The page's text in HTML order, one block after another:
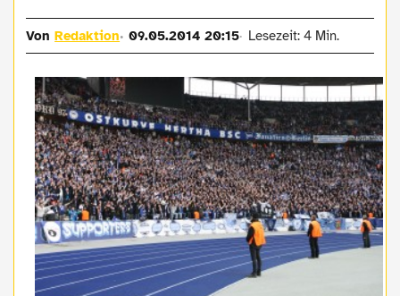
VonRedaktion 09.05.2014 20:15 Lesezeit: 4 Min.